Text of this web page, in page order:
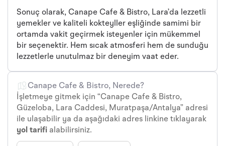
Sonuç olarak, Canape Cafe & Bistro, Lara’da lezzetli
yemekler ve kaliteli kokteyller eşliğinde samimi bir
ortamda vakit geçirmek isteyenler için mükemmel
bir seçenektir. Hem sıcak atmosferi hem de sunduğu
lezzetlerle unutulmaz bir deneyim vaat eder.
Canape Cafe & Bistro, Nerede?
İşletmeye gitmek için “Canape Cafe & Bistro,
Güzeloba, Lara Caddesi, Muratpaşa/Antalya” adresi
ile ulaşabilir ya da aşağıdaki adres linkine tıklayarak
yol tarifi alabilirsiniz.